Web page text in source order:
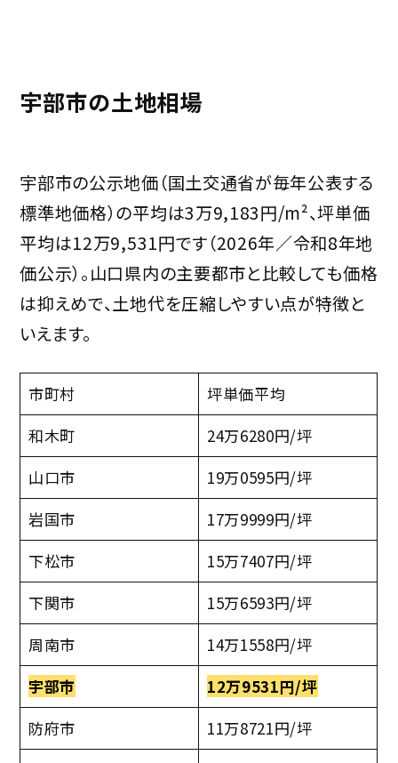
宇部市の土地相場
宇部市の公示地価（国土交通省が毎年公表する
標準地価格）の平均は3万9,183円/m²、坪単価
平均は12万9,531円です（2026年／令和8年地
価公示）。山口県内の主要都市と比較しても価格
は抑えめで、土地代を圧縮しやすい点が特徴と
いえます。
市町村
坪単価平均
和木町
24万6280円/坪
山口市
19万0595円/坪
岩国市
17万9999円/坪
下松市
15万7407円/坪
下関市
15万6593円/坪
周南市
14万1558円/坪
宇部市
12万9531円/坪
防府市
11万8721円/坪